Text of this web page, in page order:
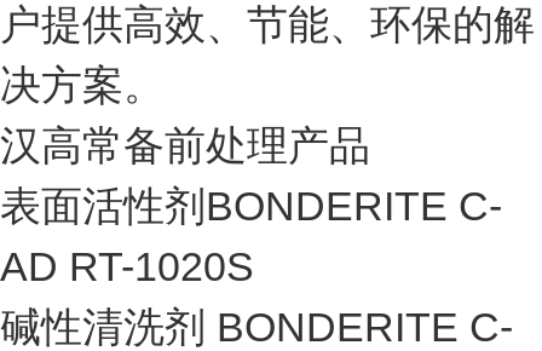
户提供高效、节能、环保的解
决方案。
汉高常备前处理产品
表面活性剂BONDERITE C-
AD RT-1020S
碱性清洗剂 BONDERITE C-